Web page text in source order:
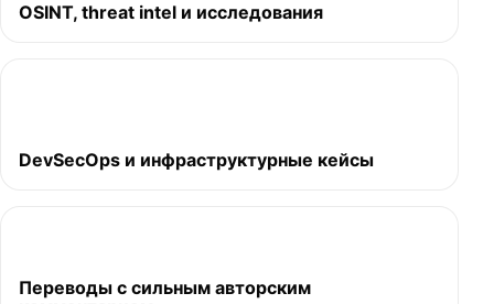
OSINT, threat intel и исследования
DevSecOps и инфраструктурные кейсы
Переводы с сильным авторским